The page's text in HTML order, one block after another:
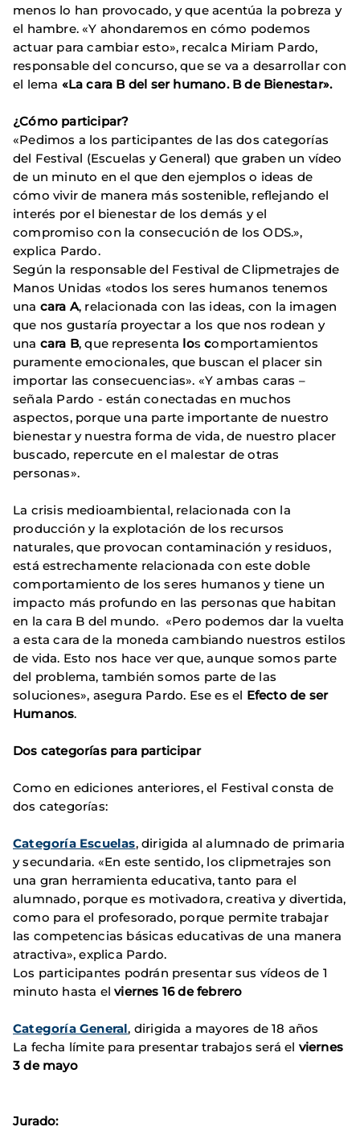
menos lo han provocado, y que acentúa la pobreza y
el hambre. «Y ahondaremos en cómo podemos
actuar para cambiar esto», recalca Miriam Pardo,
responsable del concurso, que se va a desarrollar con
el lema «La cara B del ser humano. B de Bienestar».
¿Cómo participar?
«Pedimos a los participantes de las dos categorías
del Festival (Escuelas y General) que graben un vídeo
de un minuto en el que den ejemplos o ideas de
cómo vivir de manera más sostenible, reflejando el
interés por el bienestar de los demás y el
compromiso con la consecución de los ODS.»,
explica Pardo.
Según la responsable del Festival de Clipmetrajes de
Manos Unidas «todos los seres humanos tenemos
una cara A, relacionada con las ideas, con la imagen
que nos gustaría proyectar a los que nos rodean y
una cara B, que representa los comportamientos
puramente emocionales, que buscan el placer sin
importar las consecuencias». «Y ambas caras –
señala Pardo - están conectadas en muchos
aspectos, porque una parte importante de nuestro
bienestar y nuestra forma de vida, de nuestro placer
buscado, repercute en el malestar de otras
personas».
La crisis medioambiental, relacionada con la
producción y la explotación de los recursos
naturales, que provocan contaminación y residuos,
está estrechamente relacionada con este doble
comportamiento de los seres humanos y tiene un
impacto más profundo en las personas que habitan
en la cara B del mundo. «Pero podemos dar la vuelta
a esta cara de la moneda cambiando nuestros estilos
de vida. Esto nos hace ver que, aunque somos parte
del problema, también somos parte de las
soluciones», asegura Pardo. Ese es el Efecto de ser
Humanos.
Dos categorías para participar
Como en ediciones anteriores, el Festival consta de
dos categorías:
Categoría Escuelas, dirigida al alumnado de primaria
y secundaria. «En este sentido, los clipmetrajes son
una gran herramienta educativa, tanto para el
alumnado, porque es motivadora, creativa y divertida,
como para el profesorado, porque permite trabajar
las competencias básicas educativas de una manera
atractiva», explica Pardo.
Los participantes podrán presentar sus vídeos de 1
minuto hasta elviernes 16 de febrero
Categoría General, dirigida a mayores de 18 años
La fecha límite para presentar trabajos será el viernes
3 de mayo
Jurado: